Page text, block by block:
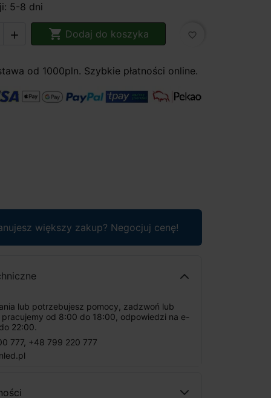
5-8 dni
  Dodaj do koszyka favorite_border
od 1000pln. Szybkie płatności online.
większy zakup? Negocjuj cenę!
lub potrzebujesz pomocy, zadzwoń lub
pracujemy od 8:00 do 18:00, odpowiedzi na e-
22:00.
777, +48 799 220 777